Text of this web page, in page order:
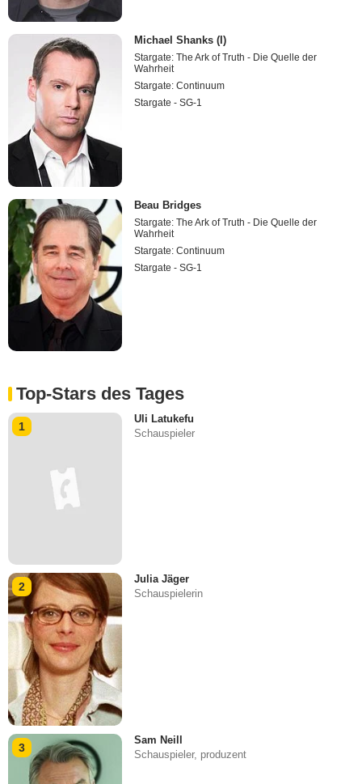
Michael Shanks (I)
Stargate: The Ark of Truth - Die Quelle der
Wahrheit
Stargate: Continuum
Stargate - SG-1
Beau Bridges
Stargate: The Ark of Truth - Die Quelle der
Wahrheit
Stargate: Continuum
Stargate - SG-1
Top-Stars des Tages
1
Uli Latukefu
Schauspieler
2
Julia Jäger
Schauspielerin
3
Sam Neill
Schauspieler, produzent